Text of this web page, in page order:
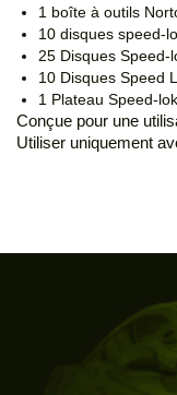
1 boîte à outils
10 disques speed-
25 Disques Speed-
10 Disques Speed
1 Plateau Speed-
Conçue pour une
Utiliser uniquement